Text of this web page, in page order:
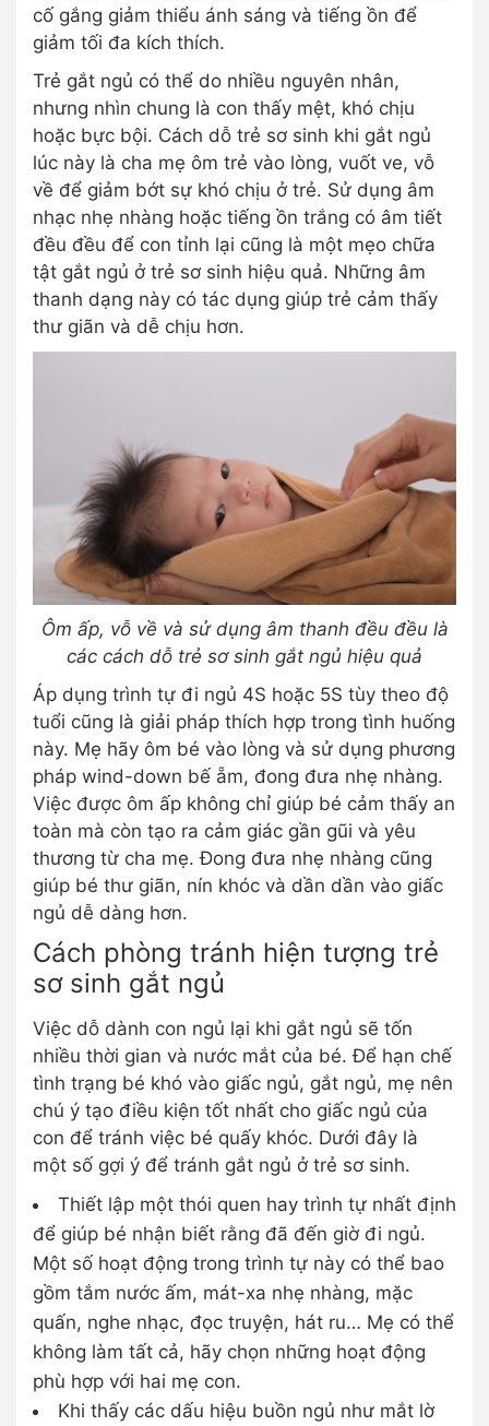
cố gắng giảm thiểu ánh sáng và tiếng ồn để
giảm tối đa kích thích.
Trẻ gắt ngủ có thể do nhiều nguyên nhân,
nhưng nhìn chung là con thấy mệt, khó chịu
hoặc bực bội. Cách dỗ trẻ sơ sinh khi gắt ngủ
lúc này là cha mẹ ôm trẻ vào lòng, vuốt ve, vỗ
về để giảm bớt sự khó chịu ở trẻ. Sử dụng âm
nhạc nhẹ nhàng hoặc tiếng ồn trắng có âm tiết
đều đều để con tỉnh lại cũng là một mẹo chữa
tật gắt ngủ ở trẻ sơ sinh hiệu quả. Những âm
thanh dạng này có tác dụng giúp trẻ cảm thấy
thư giãn và dễ chịu hơn.
Ôm ấp, vỗ về và sử dụng âm thanh đều đều là
các cách dỗ trẻ sơ sinh gắt ngủ hiệu quả
Áp dụng trình tự đi ngủ 4S hoặc 5S tùy theo độ
tuổi cũng là giải pháp thích hợp trong tình huống
này. Mẹ hãy ôm bé vào lòng và sử dụng phương
pháp wind-down bế ẵm, đong đưa nhẹ nhàng.
Việc được ôm ấp không chỉ giúp bé cảm thấy an
toàn mà còn tạo ra cảm giác gần gũi và yêu
thương từ cha mẹ. Đong đưa nhẹ nhàng cũng
giúp bé thư giãn, nín khóc và dần dần vào giấc
ngủ dễ dàng hơn.
Cách phòng tránh hiện tượng trẻ
sơ sinh gắt ngủ
Việc dỗ dành con ngủ lại khi gắt ngủ sẽ tốn
nhiều thời gian và nước mắt của bé. Để hạn chế
tình trạng bé khó vào giấc ngủ, gắt ngủ, mẹ nên
chú ý tạo điều kiện tốt nhất cho giấc ngủ của
con để tránh việc bé quấy khóc. Dưới đây là
một số gợi ý để tránh gắt ngủ ở trẻ sơ sinh.
Thiết lập một thói quen hay trình tự nhất định
để giúp bé nhận biết rằng đã đến giờ đi ngủ.
Một số hoạt động trong trình tự này có thể bao
gồm tắm nước ấm, mát-xa nhẹ nhàng, mặc
quấn, nghe nhạc, đọc truyện, hát ru… Mẹ có thể
không làm tất cả, hãy chọn những hoạt động
phù hợp với hai mẹ con.
Khi thấy các dấu hiệu buồn ngủ như mắt lờ